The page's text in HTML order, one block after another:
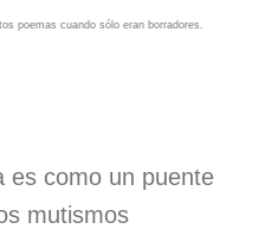
poemas cuando sólo eran borradores.
es como un puente
mutismos